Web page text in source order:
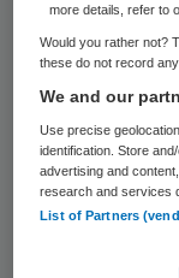
In
Callewaert,
toezicht,
nieuwe
Quist heeft
de
more details, refer to
Would you rather not?
these do not record
We and our
Use precise
identification. Store
advertising and
research and services
List of Partners